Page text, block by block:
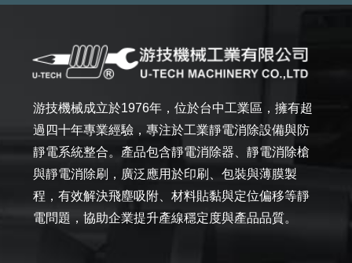
游技機械成立於1976年，位於台中工業區，擁有超
過四十年專業經驗，專注於工業靜電消除設備與防
靜電系統整合。產品包含靜電消除器、靜電消除槍
與靜電消除刷，廣泛應用於印刷、包裝與薄膜製
程，有效解決飛塵吸附、材料貼黏與定位偏移等靜
電問題，協助企業提升產線穩定度與產品品質。